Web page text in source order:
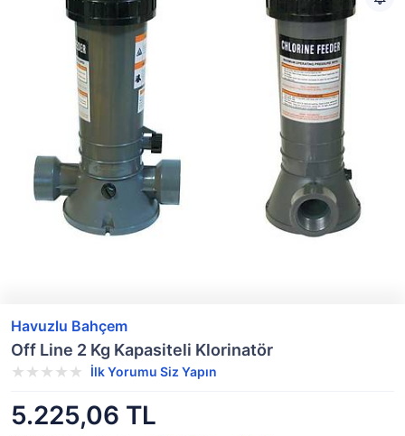
Havuzlu Bahçem
Off Line 2 Kg Kapasiteli Klorinatör
İlk Yorumu Siz Yapın
5.225,06 TL